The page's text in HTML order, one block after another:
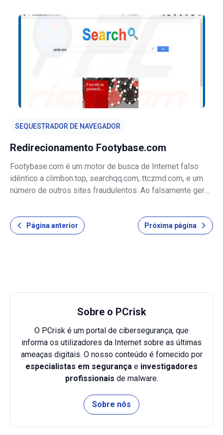
entanto, é promovido usando configur
SEQUESTRADOR DE NAVEGADOR
Redirecionamento Footybase.com
Footybase.com é um motor de busca de Internet falso
idêntico a climbon.top, searchqq.com, ttczmd.com, e um
número de outros sites fraudulentos. Ao falsamente gerar
impressão de legitimidade. Na verdade, este site é
promovido usando descar
Página anterior Próxima página
Sobre o PCrisk
O PCrisk é um portal de cibersegurança, que
informa os utilizadores da Internet sobre as últimas
ameaças digitais. O nosso conteúdo é fornecido por
especialistas em segurança e investigadores
profissionais de malware.
Sobre nós